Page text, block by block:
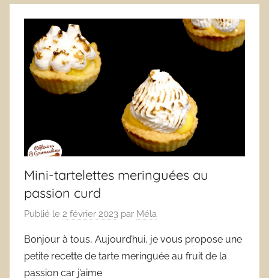
Mini-tartelettes meringuées au
passion curd
Publié le 2 février 2023 par Méla
Bonjour à tous, Aujourd’hui, je vous propose une
petite recette de tarte meringuée au fruit de la
passion car j’aime